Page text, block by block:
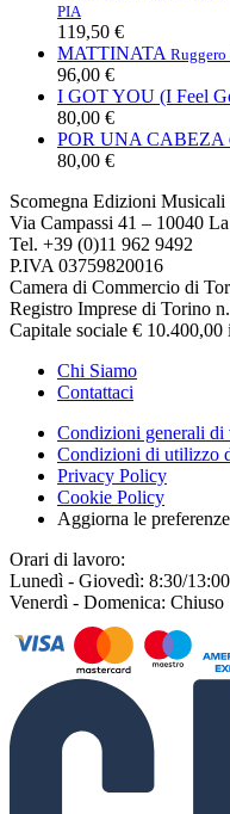
PIA
119,50 €
MATTINATA
96,00 €
I GOT YOU (I Feel
80,00 €
POR UNA CABEZA
80,00 €
Scomegna Edizioni Musicali
Via Campassi 41 – 10040
Tel. +39 (0)11 962 9492
P.IVA 03759820016
Camera di Commercio di
Registro Imprese di Torino
Capitale sociale € 10.400,00
Chi Siamo
Contattaci
Condizioni generali di
Condizioni di utilizzo
Privacy Policy
Cookie Policy
Aggiorna le
Orari di lavoro:
Lunedì - Giovedì: 8:30/
Venerdì - Domenica: Chiuso